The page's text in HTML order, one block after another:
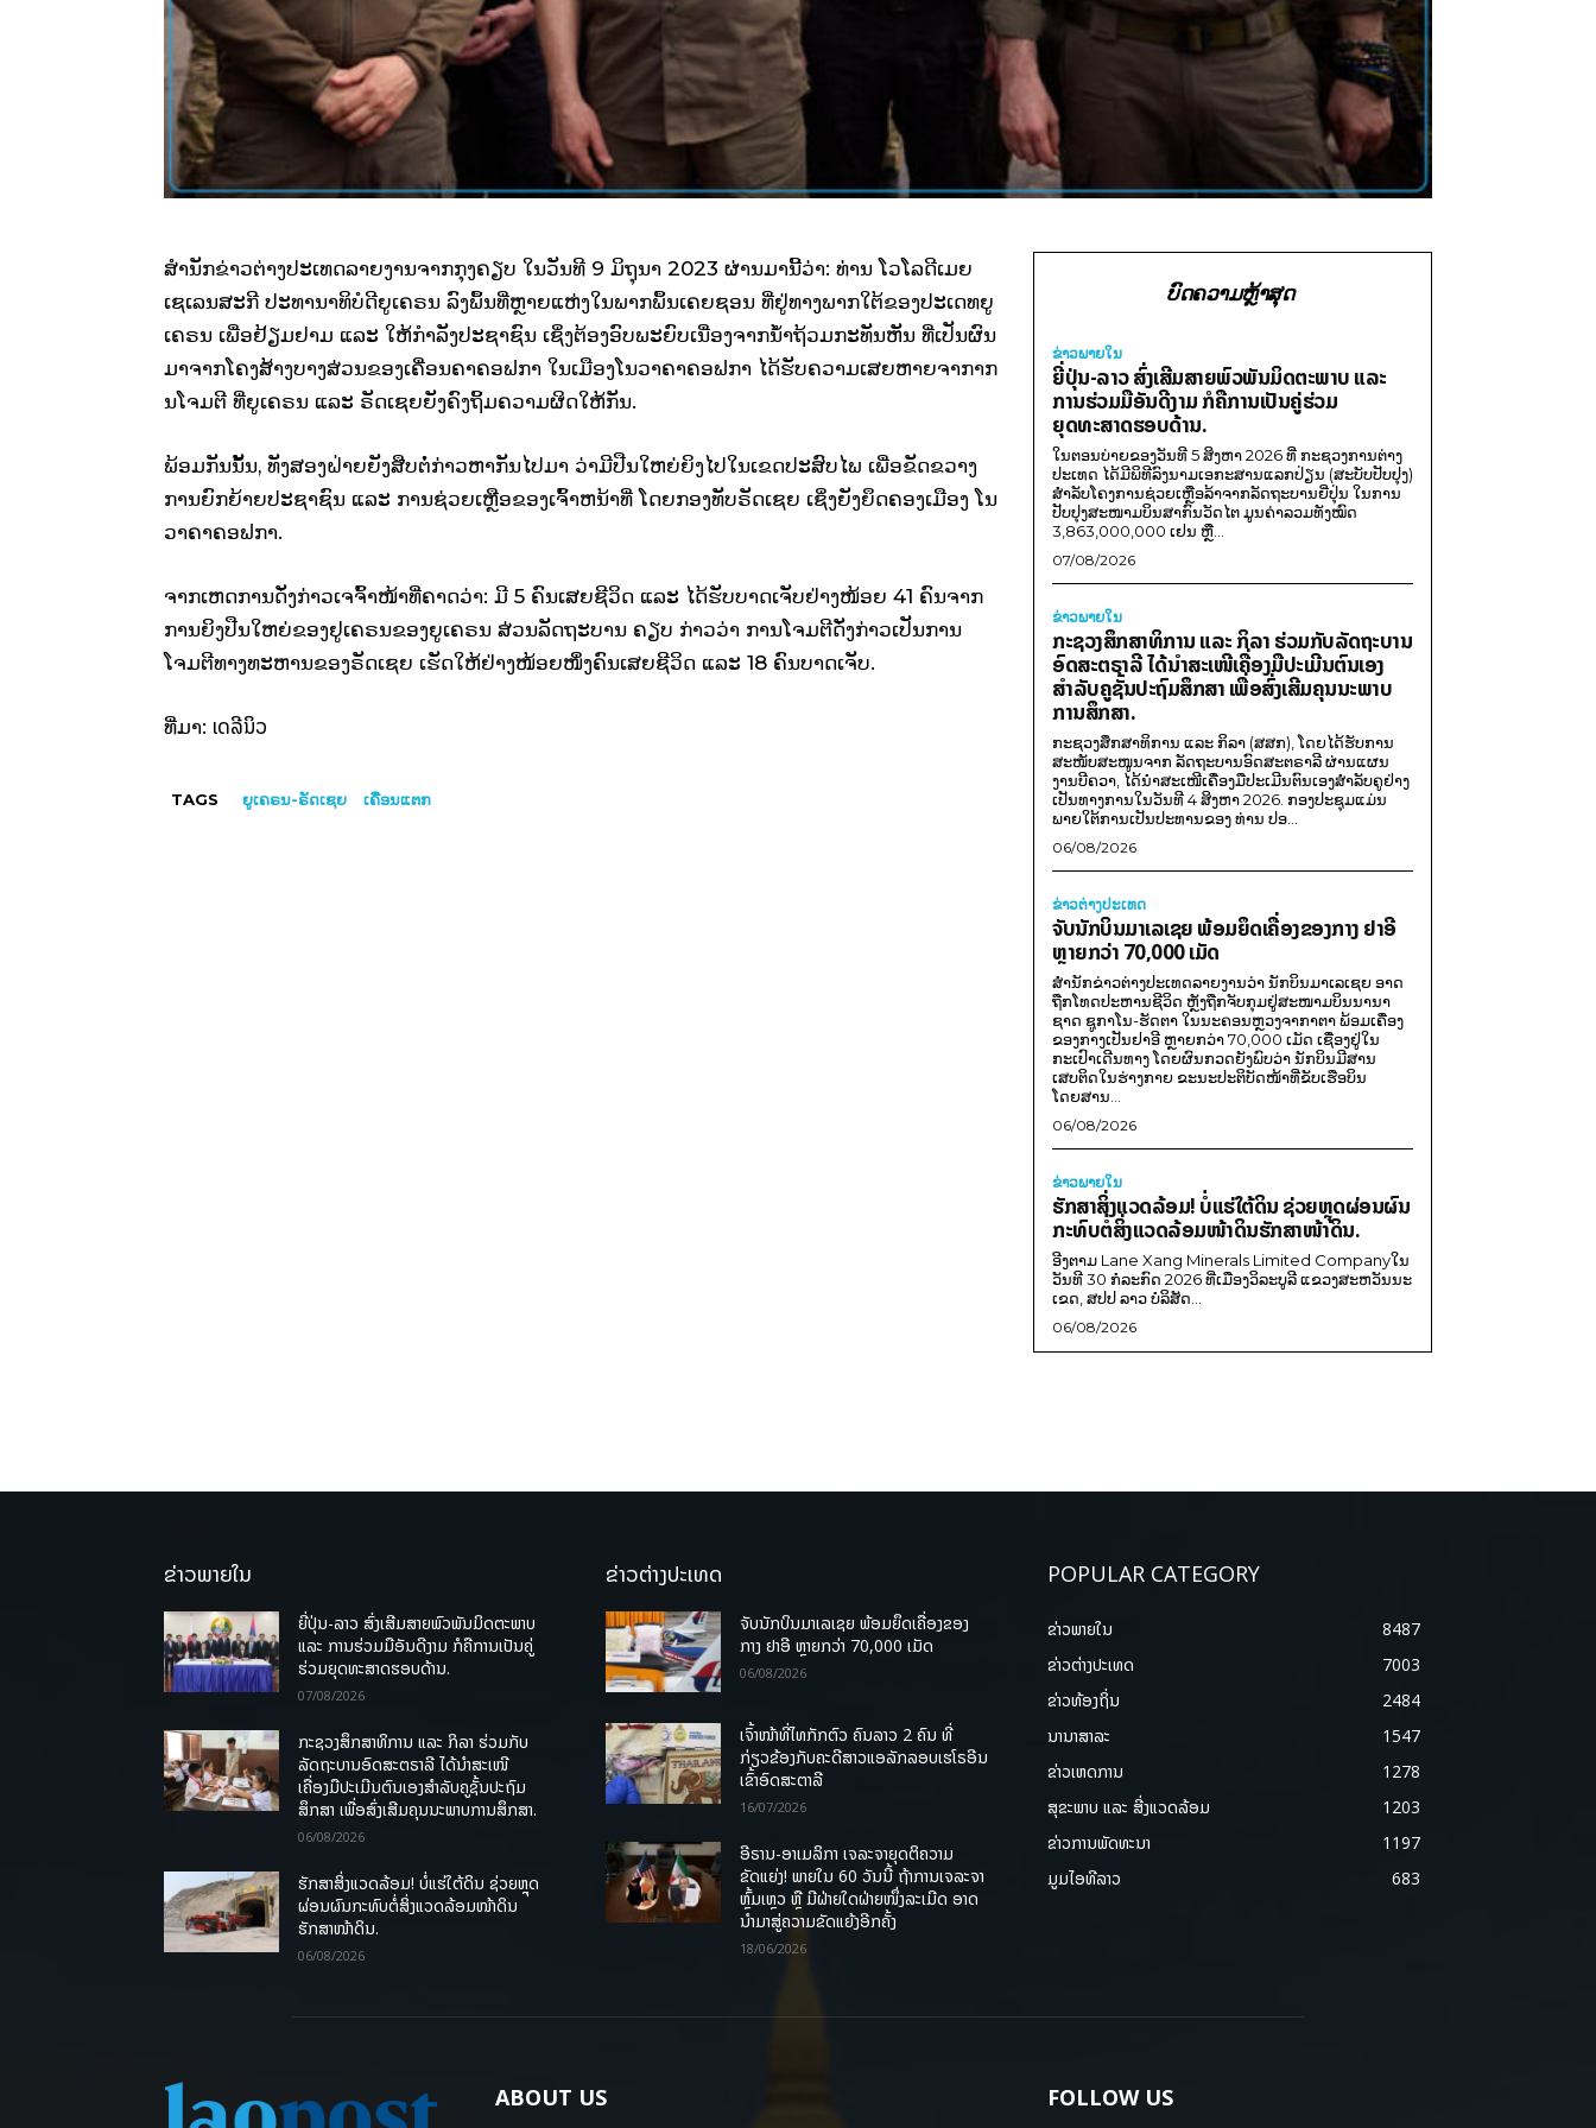
ສຳນັກຂ່າວຕ່າງປະເທດລາຍງານຈາກກຸງຄຽບ ໃນວັນທີ 9 ມິຖຸນາ 2023 ຜ່ານມານີ້ວ່າ: ທ່ານ ໂວໂລດີເມຍ
ເຊເລນສະກີ ປະທານາທິບໍດີຍູເຄຣນ ລົງພຶ້ນທີ່ຫຼາຍແຫ່ງໃນພາກພຶ້ນເຄຍຊອນ ທີ່ຢູ່ທາງພາກໃຕ້ຂອງປະເດທຍູ
ເຄຣນ ເພື່ອຢ້ຽມຢາມ ແລະ ໃຫ້ກຳລັງປະຊາຊົນ ເຊິ່ງຕ້ອງອົບພະຍົບເນື່ອງຈາກນ້ຳຖ້ວມກະທັນຫັນ ທີ່ເປັນຜົນ
ມາຈາກໂຄງສ້າງບາງສ່ວນຂອງເຄື່ອນຄາຄອຟກາ ໃນເມືອງໂນວາຄາຄອຟກາ ໄດ້ຮັບຄວາມເສຍຫາຍຈາກາກ
ນໂຈມຕີ ທີ່ຍູເຄຣນ ແລະ ຣັດເຊຍຍັງຄົງຖິ້ມຄວາມຜິດໃຫ້ກັນ.
ພ້ອມ​ກັນ​ນັ້ນ, ທັງ​ສອງ​ຝ່າຍ​ຍັງ​ສືບ​ຕໍ່​ກ່າວ​ຫາ​ກັນໄປມາ ວ່າ​ມີປືນ​ໃຫຍ່​​ຍິງ​ໄປ​ໃນ​ເຂດ​ປະສົບ​ໄພ ເພື່ອຂັດຂວາງ
ການຍົກຍ້າຍປະຊາຊົນ ແລະ ການຊ່ວຍເຫຼືອຂອງເຈົ້າຫນ້າທີ່ ໂດຍກອງທັບຣັດ​ເຊຍ ເຊິ່ງ​ຍັງ​ຍຶດຄອງ​ເມືອງ ໂນ
ວາຄາຄອຟກາ.
ຈາກເຫດການດັ່ງກ່າວເຈຈົ້າໜ້າທີ່​ຄາດວ່າ: ມີ 5 ຄົນ​ເສຍ​ຊີວິດ ​ແລະ ໄດ້ຮັບບາດເຈັບ​ຢ່າງ​ໜ້ອຍ 41 ຄົນ​ຈາກ​
ການ​ຍິງ​ປືນ​ໃຫຍ່​ຂອງ​ຢູ​ເຄຣນຂອງຍູເຄຣນ ສ່ວນລັດຖະບານ ຄຽບ ກ່າວວ່າ ການໂຈມຕີດັ່ງກ່າວເປັນການ
ໂຈມຕີທາງທະຫານຂອງຣັດເຊຍ ​ເຮັດ​ໃຫ້​ຢ່າງ​ໜ້ອຍ​ໜຶ່ງ​ຄົນ​ເສຍ​ຊີວິດ ​ແລະ 18 ຄົນ​ບາດ​ເຈັບ.
ທີ່ມາ: ເດລີນິວ
TAGS ຍູເຄຣນ-ຣັດເຊຍ ເຄື່ອນແຕກ
ບົດຄວາມຫຼ້າສຸດ
ຂ່າວພາຍ​ໃນ
ຍີ່ປຸ່ນ-ລາວ ສົ່ງເສີມສາຍພົວພັນມິດຕະພາບ ແລະ
ການຮ່ວມມືອັນດີງາມ ກໍຄືການເປັນຄູ່ຮ່ວມ
ຍຸດທະສາດຮອບດ້ານ.
ໃນຕອນບ່າຍຂອງວັນທີ 5 ສິງຫາ 2026 ທີ່ ກະຊວງການຕ່າງ
ປະເທດ ໄດ້ມີພິທີລົງນາມເອກະສານແລກປ່ຽນ (ສະບັບປັບປຸງ)
ສໍາລັບໂຄງການຊ່ວຍເຫຼືອລ້າຈາກລັດຖະບານຍີ່ປຸ່ນ ໃນການ
ປັບປຸງສະໜາມບິນສາກົນວັດໄຕ ມູນຄ່າລວມທັງໝົດ
3,863,000,000 ເຢນ ຫຼື...
07/08/2026
ຂ່າວພາຍ​ໃນ
ກະຊວງສຶກສາທິການ ແລະ ກິລາ ຮ່ວມກັບລັດຖະບານ
ອົດສະຕຣາລີ ໄດ້ນຳສະເໜີເຄື່ອງມືປະເມີນຕົນເອງ
ສຳລັບຄູຊັ້ນປະຖົມສຶກສາ ເພື່ອສົ່ງເສີມຄຸນນະພາບ
ການສຶກສາ.
ກະຊວງສຶກສາທິການ ແລະ ກິລາ (ສສກ), ໂດຍໄດ້ຮັບການ
ສະໜັບສະໜູນຈາກ ລັດຖະບານອົດສະຕຣາລີ ຜ່ານແຜນ
ງານບີຄວາ, ໄດ້ນຳສະເໜີເຄື່ອງມືປະເມີນຕົນເອງສຳລັບຄູຢ່າງ
ເປັນທາງການໃນວັນທີ 4 ສິງຫາ 2026. ກອງປະຊຸມແມ່ນ
ພາຍໃຕ້ການເປັນປະທານຂອງ ທ່ານ ປອ...
06/08/2026
ຂ່າວຕ່າງປະເທດ
ຈັບນັກບິນມາເລເຊຍ ພ້ອມຍຶດເຄື່ອງຂອງກາງ ຢາອີ
ຫຼາຍກວ່າ 70,000 ເມັດ
ສຳນັກຂ່າວຕ່າງປະເທດລາຍງານວ່າ ນັກບິນມາເລເຊຍ ອາດ
ຖືກໂທດປະຫານຊີວິດ ຫຼັງຖືກຈັບກຸມຢູ່ສະໜາມບິນນານາ
ຊາດ ຊູກາໂນ-ຮັດຕາ ໃນນະຄອນຫຼວງຈາກາຕາ ພ້ອມເຄື່ອງ
ຂອງກາງເປັນຢາອີ ຫຼາຍກວ່າ 70,000 ເມັດ ເຊື່ອງຢູ່ໃນ
ກະເປົາເດີນທາງ ໂດຍຜົນກວດຍັງພົບວ່າ ນັກບິນມີສານ
ເສບຕິດໃນຮ່າງກາຍ ຂະນະປະຕິບັດໜ້າທີ່ຂັບເຮືອບິນ
ໂດຍສານ...
06/08/2026
ຂ່າວພາຍ​ໃນ
ຮັກສາສິ່ງແວດລ້ອມ! ບໍ່ແຮ່ໃຕ້ດິນ ຊ່ວຍຫຼຸດຜ່ອນຜົນ
ກະທົບຕໍ່ສິ່ງແວດລ້ອມໜ້າດິນຮັກສາໜ້າດິນ.
ອີງຕາມ Lane Xang Minerals Limited Companyໃນ
ວັນທີ 30 ກໍລະກົດ 2026 ທີ່ເມືອງວິລະບູລີ ແຂວງສະຫວັນນະ
ເຂດ, ສປປ ລາວ ບໍລິສັດ...
06/08/2026
ຂ່າວພາຍໃນ
ຍີ່ປຸ່ນ-ລາວ ສົ່ງເສີມສາຍພົວພັນມິດຕະພາບ
ແລະ ການຮ່ວມມືອັນດີງາມ ກໍຄືການເປັນຄູ່
ຮ່ວມຍຸດທະສາດຮອບດ້ານ.
07/08/2026
ກະຊວງສຶກສາທິການ ແລະ ກິລາ ຮ່ວມກັບ
ລັດຖະບານອົດສະຕຣາລີ ໄດ້ນຳສະເໜີ
ເຄື່ອງມືປະເມີນຕົນເອງສຳລັບຄູຊັ້ນປະຖົມ
ສຶກສາ ເພື່ອສົ່ງເສີມຄຸນນະພາບການສຶກສາ.
06/08/2026
ຮັກສາສິ່ງແວດລ້ອມ! ບໍ່ແຮ່ໃຕ້ດິນ ຊ່ວຍຫຼຸດ
ຜ່ອນຜົນກະທົບຕໍ່ສິ່ງແວດລ້ອມໜ້າດິນ
ຮັກສາໜ້າດິນ.
06/08/2026
ຂ່າວຕ່າງປະເທດ
ຈັບນັກບິນມາເລເຊຍ ພ້ອມຍຶດເຄື່ອງຂອງ
ກາງ ຢາອີ ຫຼາຍກວ່າ 70,000 ເມັດ
06/08/2026
ເຈົ້າໜ້າທີ່ໄທກັກຕົວ ຄົນລາວ 2 ຄົນ ທີ່
ກ່ຽວຂ້ອງກັບຄະດີສາວແອລັກລອບເຮໂຣອີນ
ເຂົ້າອົດສະຕາລີ
16/07/2026
ອີຣານ-ອາເມລິກາ ເຈລະຈາຍຸດຕິຄວາມ
ຂັດແຍ່ງ! ພາຍໃນ 60 ວັນນີ້ ຖ້າການເຈລະຈາ
ຫຼົ້ມເຫຼວ ຫຼື ມີຝ່າຍໃດຝ່າຍໜຶ່ງລະເມີດ ອາດ
ນໍາມາສູ່ຄວາມຂັດແຍ້ງອີກຄັ້ງ
18/06/2026
POPULAR CATEGORY
ຂ່າວພາຍ​ໃນ
8487
ຂ່າວຕ່າງປະເທດ
7003
ຂ່າວທ້ອງຖິ່ນ
2484
ນານາສາລະ
1547
ຂ່າວເຫດການ
1278
ສຸຂະພາບ ແລະ ສີ່ງແວດລ້ອມ
1203
ຂ່າວການພັດທະນາ
1197
ມູມໄອທີລາວ
683
ABOUT US FOLLOW US